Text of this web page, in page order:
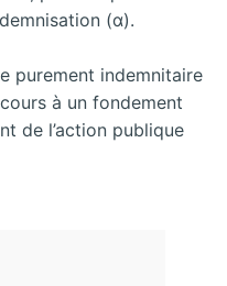
(α).
purement indemnitaire
à un fondement
de l’action publique